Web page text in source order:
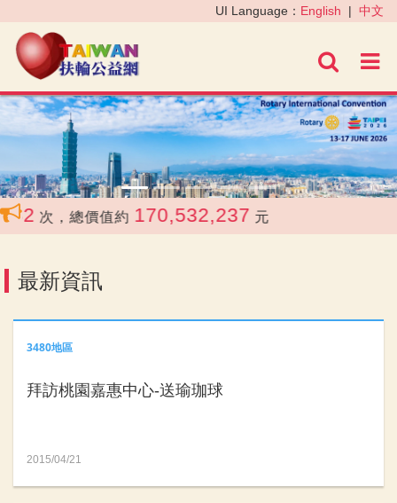
進階
UI Language： English | 中文
‹ ›
次，總價值約 170,532,237 元
最新資訊
3480地區
拜訪桃園嘉惠中心-送瑜珈球
2015/04/21